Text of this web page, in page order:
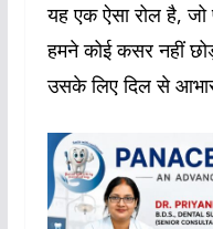
यह एक ऐसा रोल है, जो
हमने कोई कसर नहीं
उसके लिए दिल से